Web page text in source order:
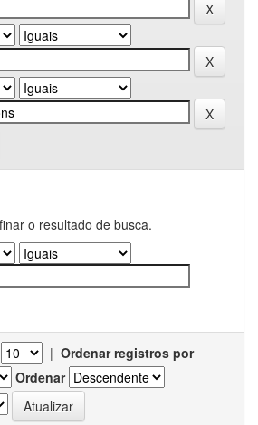
o resultado de busca.
| Ordenar registros por
Ordenar